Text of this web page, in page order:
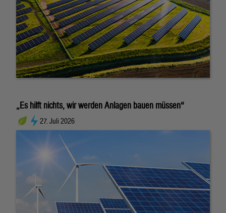
„Es hilft nichts, wir werden Anlagen bauen müssen“
27. Juli 2026